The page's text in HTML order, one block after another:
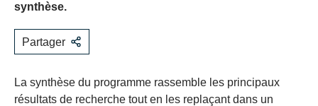
synthèse.
Partager
La synthèse du programme rassemble les principaux
résultats de recherche tout en les replaçant dans un